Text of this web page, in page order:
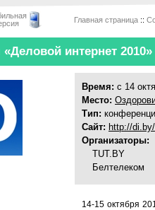
Главная страница ::
интернет 2010»
Время: с 14
Место:
Тип:
Сайт: http://di.by/
Организаторы:
TUT.BY
Белтелеком
14-15 октября